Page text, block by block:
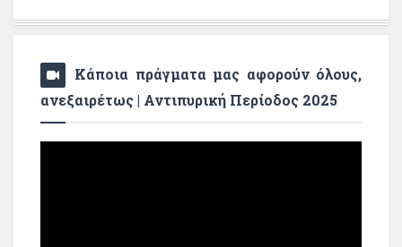
Κάποια πράγματα μας αφορούν όλους,
ανεξαιρέτως | Αντιπυρική Περίοδος 2025